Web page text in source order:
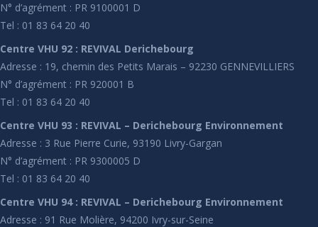
N° d’agrément : PR 9100001 D
Tel : 01 83 64 20 40
Centre VHU 92 : REVIVAL Derichebourg
Adresse : 19, chemin des Petits Marais – 92230 GENNEVILLIERS
N° d’agrément : PR 920001 B
Tel : 01 83 64 20 40
Centre VHU 93 : REVIVAL – Derichebourg Environnement
Adresse : 3 Rue Pierre Curie, 93190 Livry-Gargan
N° d’agrément : PR 9300005 D
Tel : 01 83 64 20 40
Centre VHU 94 : REVIVAL – Derichebourg Environnement
Adresse : 91 Rue Molière, 94200 Ivry-sur-Seine